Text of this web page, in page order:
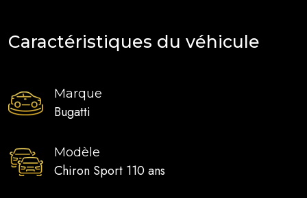
Caractéristiques du véhicule
Marque
Bugatti
Modèle
Chiron Sport 110 ans